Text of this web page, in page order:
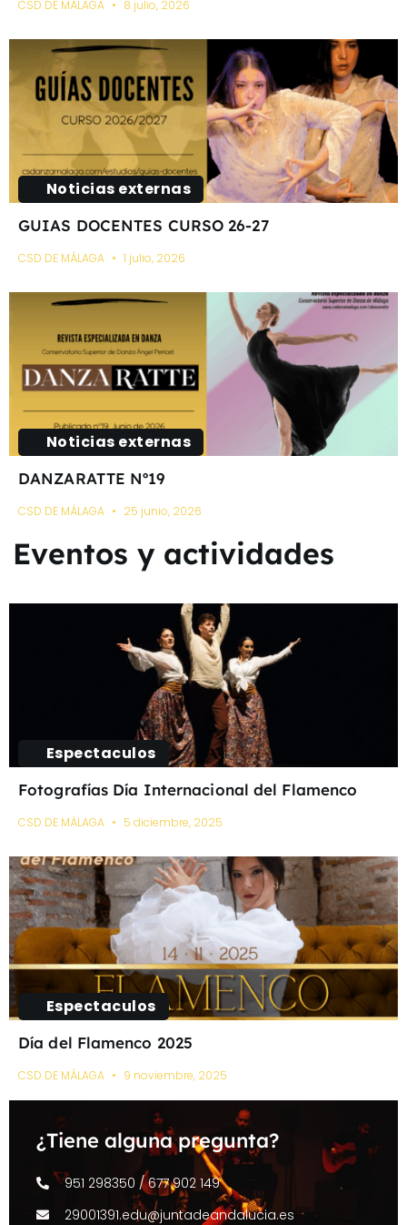
CSD DE MÁLAGA 8 julio, 2026
Noticias externas
GUIAS DOCENTES CURSO 26-27
CSD DE MÁLAGA 1 julio, 2026
Noticias externas
DANZARATTE Nº19
CSD DE MÁLAGA 25 junio, 2026
Eventos y actividades
Espectaculos
Fotografías Día Internacional del Flamenco
CSD DE MÁLAGA 5 diciembre, 2025
Espectaculos
Día del Flamenco 2025
CSD DE MÁLAGA 9 noviembre, 2025
¿Tiene alguna pregunta?
951 298350 / 677 902 149
29001391.edu@juntadeandalucia.es